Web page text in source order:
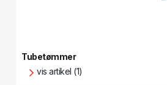
Tubetømmer
vis artikel (1)